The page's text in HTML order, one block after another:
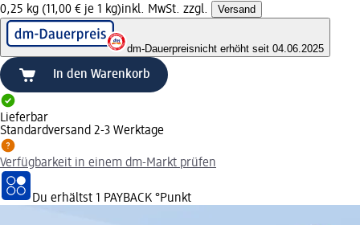
0,25 kg (11,00 € je 1 kg)inkl. MwSt. zzgl. Versand
dm-Dauerpreisnicht erhöht seit 04.06.2025
In den Warenkorb
Lieferbar
Standardversand 2-3 Werktage
Verfügbarkeit in einem dm-Markt prüfen
Du erhältst 1 PAYBACK °Punkt